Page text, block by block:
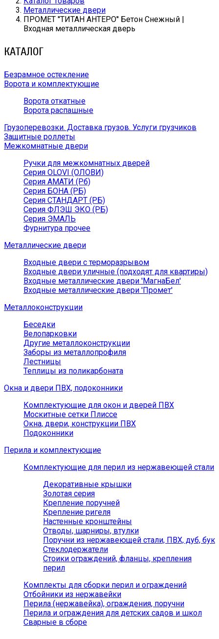
Металлические двери
ПРОМЕТ ''ТИТАН АНТЕРО'' Бетон Снежный |
Входная металлическая дверь
КАТАЛОГ
Безрамное остекление
Ворота и комплектующие
Ворота откатные
Ворота распашные
Грузоперевозки. Доставка грузов. Услуги грузчиков
Защитные роллеты
Межкомнатные двери
Ручки для межкомнатных дверей
Серия OLOVI (ОЛОВИ)
Серия АМАТИ (Рб)
Серия БОНА (РБ)
Серия СТАНДАРТ (РБ)
Серия ФЛЭШ ЭКО (РБ)
Серия ЭМАЛЬ
Фурнитура прочее
Металлические двери
Входные двери с терморазрывом
Входные двери уличные (подходят для квартиры)
Входные металлические двери 'МагнаБел'
Входные металлические двери 'Промет'
Металлоконструкции
Беседки
Велопарковки
Другие металлоконструкции
Заборы из металлопрофиля
Лестницы
Теплицы из поликарбоната
Окна и двери ПВХ, подоконники
Комплектующие для окон и дверей ПВХ
Москитные сетки Плиссе
Окна, двери, конструкции ПВХ
Подоконники
Перила и комплектующие
Комплектующие для перил из нержавеющей стали
Декоративные крышки
Золотая серия
Крепление поручней
Крепление ригеля
Настенные кронштейны
Отводы, шарниры, втулки
Поручни из нержавеющей стали, ПВХ, дуб, бук
Стеклодержатели
Стоики ограждений, фланцы, крепления
перил
Комплекты для сборки перил и ограждений
Отбойники из нержавейки
Перила (нержавейка), ограждения, поручни
Перила и ограждения для детских садов и школ
Сварные в сборе